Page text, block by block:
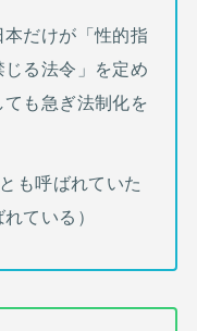
だけが「性的指
る法令」を定め
も急ぎ法制化を
も呼ばれていた
ている）